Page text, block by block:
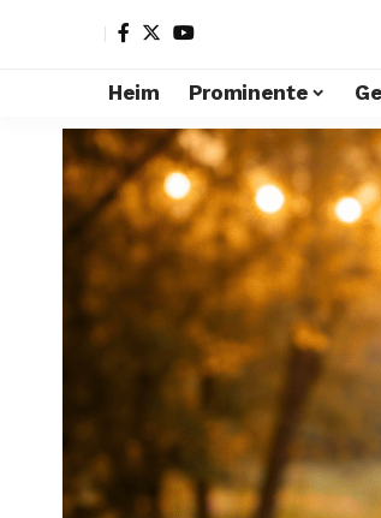
Heim Prominente